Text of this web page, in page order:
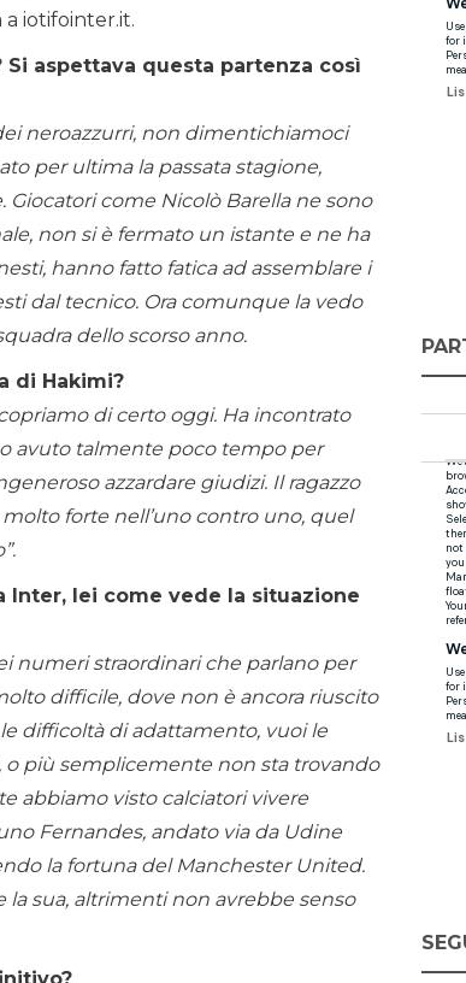
iotifointer.it.
aspettava questa partenza così
neroazzurri, non dimentichiamoci
per ultima la passata stagione,
come Nicolò Barella ne sono
non si è fermato un istante e ne ha
hanno fatto fatica ad assemblare i
dal tecnico. Ora comunque la vedo
dello scorso anno.
di Hakimi?
di certo oggi. Ha incontrato
avuto talmente poco tempo per
azzardare giudizi. Il ragazzo
forte nell’uno contro uno, quel
Inter, lei come vede la situazione
numeri straordinari che parlano per
difficile, dove non è ancora riuscito
difficoltà di adattamento, vuoi le
più semplicemente non sta trovando
abbiamo visto calciatori vivere
Fernandes, andato via da Udine
la fortuna del Manchester United.
la sua, altrimenti non avrebbe senso